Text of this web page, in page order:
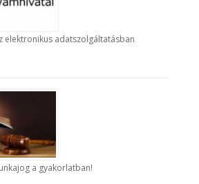
elektronikus adatszolgáltatásban
a gyakorlatban!